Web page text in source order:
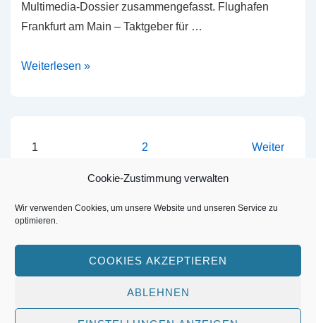
Cookie-Zustimmung verwalten
Wir verwenden Cookies, um unsere Website und unseren Service zu
optimieren.
COOKIES AKZEPTIEREN
ABLEHNEN
Multimedia-Dossier zusammengefasst. Flughafen
Frankfurt am Main – Taktgeber für …
Multimedia-
Fraport
den
Flughafen
Frankfurt
Weiterlesen »
Seitennummerierung
1 2 Weiter
www.alleuntereinemhimmel.de